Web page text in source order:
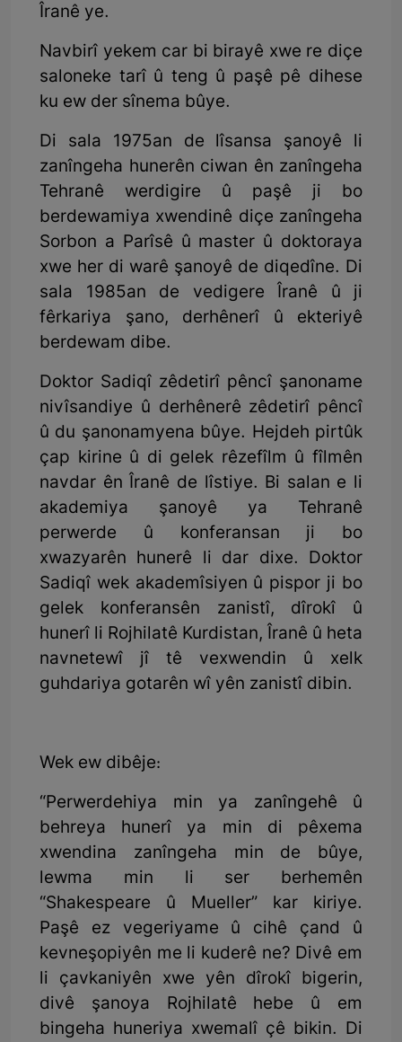
Îranê ye.
Navbirî yekem car bi birayê xwe re diçe
saloneke tarî û teng û paşê pê dihese
ku ew der sînema bûye.
Di sala 1975an de lîsansa şanoyê li
zanîngeha hunerên ciwan ên zanîngeha
Tehranê werdigire û paşê ji bo
berdewamiya xwendinê diçe zanîngeha
Sorbon a Parîsê û master û doktoraya
xwe her di warê şanoyê de diqedîne. Di
sala 1985an de vedigere Îranê û ji
fêrkariya şano, derhênerî û ekteriyê
berdewam dibe.
Doktor Sadiqî zêdetirî pêncî şanoname
nivîsandiye û derhênerê zêdetirî pêncî
û du şanonamyena bûye. Hejdeh pirtûk
çap kirine û di gelek rêzefîlm û fîlmên
navdar ên Îranê de lîstiye. Bi salan e li
akademiya şanoyê ya Tehranê
perwerde û konferansan ji bo
xwazyarên hunerê li dar dixe. Doktor
Sadiqî wek akademîsiyen û pispor ji bo
gelek konferansên zanistî, dîrokî û
hunerî li Rojhilatê Kurdistan, Îranê û heta
navnetewî jî tê vexwendin û xelk
guhdariya gotarên wî yên zanistî dibin.
Wek ew dibêje:
“Perwerdehiya min ya zanîngehê û
behreya hunerî ya min di pêxema
xwendina zanîngeha min de bûye,
lewma min li ser berhemên
“Shakespeare û Mueller” kar kiriye.
Paşê ez vegeriyame û cihê çand û
kevneşopiyên me li kuderê ne? Divê em
li çavkaniyên xwe yên dîrokî bigerin,
divê şanoya Rojhilatê hebe û em
bingeha huneriya xwemalî çê bikin. Di